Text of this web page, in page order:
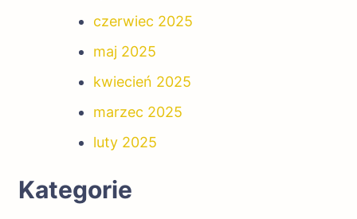
czerwiec 2025
maj 2025
kwiecień 2025
marzec 2025
luty 2025
Kategorie